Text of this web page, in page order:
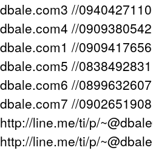
dbale.com3 //0940427110
dbale.com4 //0909380542
dbale.com1 //0909417656
dbale.com5 //0838492831
dbale.com6 //0899632607
dbale.com7 //0902651908
http://line.me/ti/p/
http://line.me/ti/p/